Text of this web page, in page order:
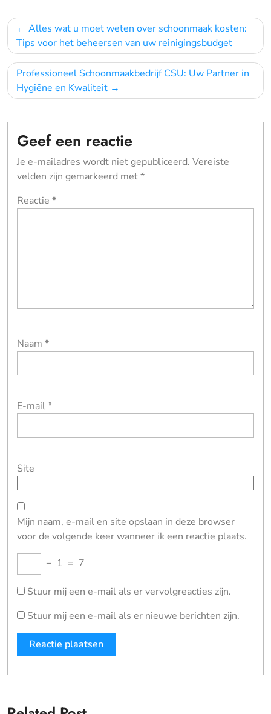
Bericht
navigatie
Alles wat u moet weten over schoonmaak kosten:
Tips voor het beheersen van uw reinigingsbudget
Professioneel Schoonmaakbedrijf CSU: Uw Partner in
Hygiëne en Kwaliteit
Geef een reactie
Je e-mailadres wordt niet gepubliceerd. Vereiste
velden zijn gemarkeerd met*
Reactie *
Naam *
E-mail*
Site
Mijn naam, e-mail en site opslaan in deze browser
voor de volgende keer wanneer ik een reactie plaats.
− 1 = 7
Stuur mij een e-mail als er vervolgreacties zijn.
Stuur mij een e-mail als er nieuwe berichten zijn.